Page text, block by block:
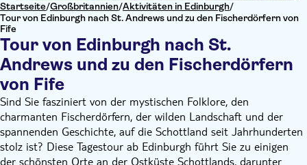
Startseite/Großbritannien/Aktivitäten in Edinburgh/
Tour von Edinburgh nach St. Andrews und zu den Fischerdörfern von
Fife
Tour von Edinburgh nach St.
Andrews und zu den Fischerdörfern
von Fife
Sind Sie fasziniert von der mystischen Folklore, den
charmanten Fischerdörfern, der wilden Landschaft und der
spannenden Geschichte, auf die Schottland seit Jahrhunderten
stolz ist? Diese Tagestour ab Edinburgh führt Sie zu einigen
der schönsten Orte an der Ostküste Schottlands, darunter